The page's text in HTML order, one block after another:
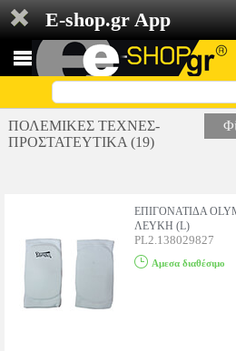
E-shop.gr App
ΠΟΛΕΜΙΚΕΣ ΤΕΧΝΕΣ-
ΠΡΟΣΤΑΤΕΥΤΙΚΑ (19)
ΕΠΙΓΟΝΑΤΙΔΑ
ΛΕΥΚΗ (L)
PL2.138029827
Αμεσα διαθέσιμο